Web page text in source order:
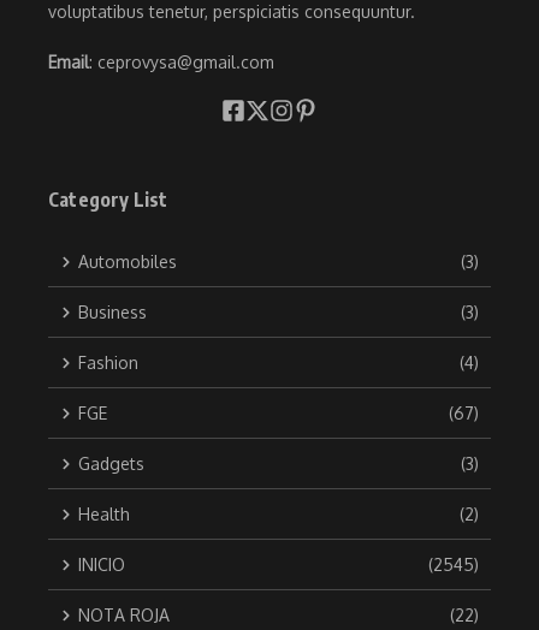
voluptatibus tenetur, perspiciatis consequuntur.
Email: ceprovysa@gmail.com
Category List
Automobiles (3)
Business (3)
Fashion (4)
FGE (67)
Gadgets (3)
Health (2)
INICIO (2545)
NOTA ROJA (22)